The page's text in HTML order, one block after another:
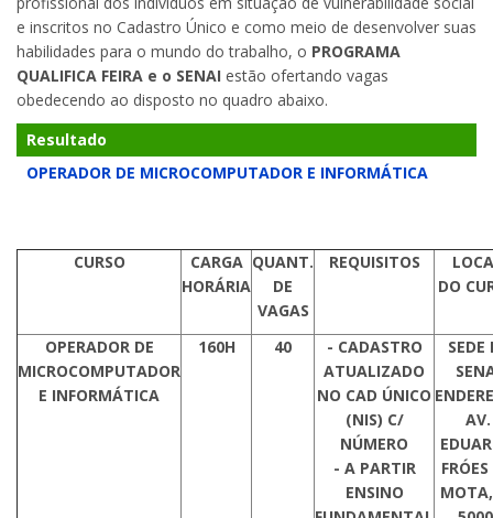
e inscritos no Cadastro Único e como meio de desenvolver suas
habilidades para o mundo do trabalho, o PROGRAMA
QUALIFICA FEIRA e o SENAI estão ofertando vagas
obedecendo ao disposto no quadro abaixo.
Resultado
OPERADOR DE MICROCOMPUTADOR E INFORMÁTICA
CURSO
CARGA
HORÁRIA
QUANT.
DE
VAGAS
REQUISITOS
DO
OPERADOR DE
MICROCOMPUTADOR
E INFORMÁTICA
160H 40
- CADASTRO
ATUALIZADO
NO CAD ÚNICO
(NIS) C/
NÚMERO
- A PARTIR
ENSINO
SEDE
AV.